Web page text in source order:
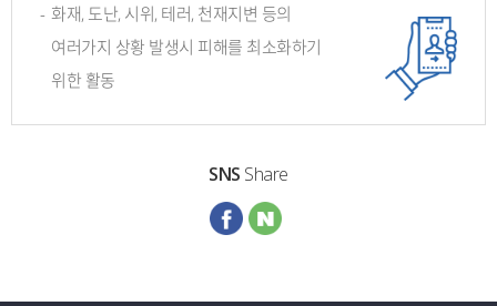
- 화재, 도난, 시위, 테러, 천재지변 등의
여러가지 상황 발생시 피해를 최소화하기
위한 활동
SNS Share